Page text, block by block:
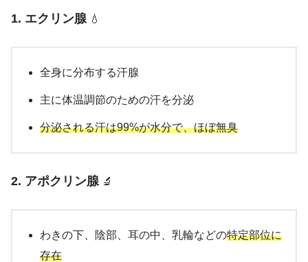
1. エクリン腺 💧
全身に分布する汗腺
主に体温調節のための汗を分泌
分泌される汗は99%が水分で、ほぼ無臭
2. アポクリン腺 🔬
わきの下、陰部、耳の中、乳輪などの特定部位に
存在